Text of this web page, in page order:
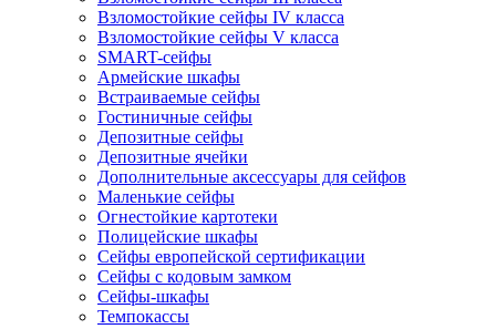
Взломостойкие сейфы IV класса
Взломостойкие сейфы V класса
SMART-сейфы
Армейские шкафы
Встраиваемые сейфы
Гостиничные сейфы
Депозитные сейфы
Депозитные ячейки
Дополнительные аксессуары для сейфов
Маленькие сейфы
Огнестойкие картотеки
Полицейские шкафы
Сейфы европейской сертификации
Сейфы с кодовым замком
Сейфы-шкафы
Темпокассы